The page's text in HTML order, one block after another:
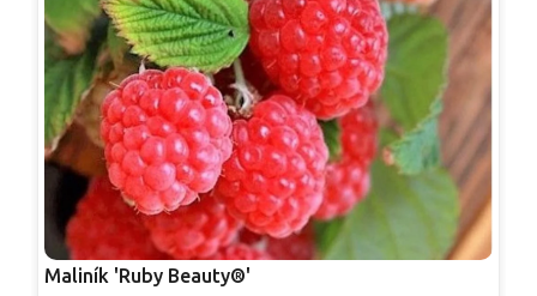
Maliník 'Ruby Beauty®'